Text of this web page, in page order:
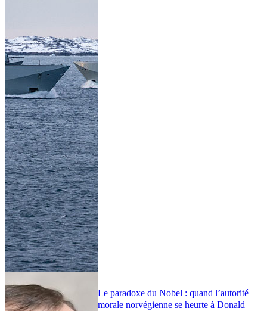
Le paradoxe du Nobel : quand l’autorité
morale norvégienne se heurte à Donald